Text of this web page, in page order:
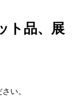
ト品、展
い。